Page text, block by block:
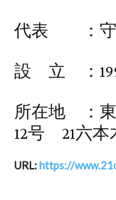
代表 ：守
設 立 ：
所在地 ：東
12号 21六本
URL:https://